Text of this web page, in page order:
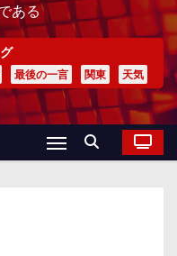
ある
最後の一言 関東 天気